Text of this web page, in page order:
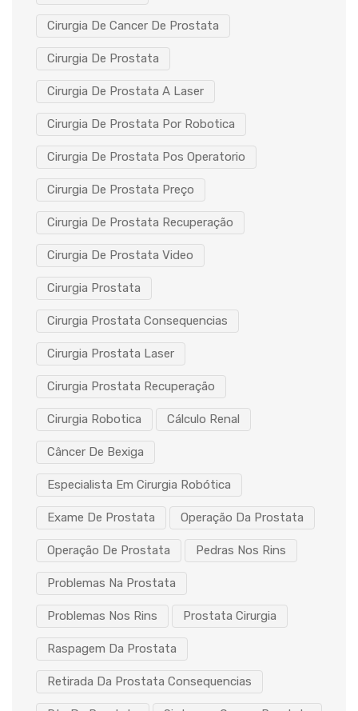
Cirurgia De Cancer De Prostata
Cirurgia De Prostata
Cirurgia De Prostata A Laser
Cirurgia De Prostata Por Robotica
Cirurgia De Prostata Pos Operatorio
Cirurgia De Prostata Preço
Cirurgia De Prostata Recuperação
Cirurgia De Prostata Video
Cirurgia Prostata
Cirurgia Prostata Consequencias
Cirurgia Prostata Laser
Cirurgia Prostata Recuperação
Cirurgia Robotica Cálculo Renal
Câncer De Bexiga
Especialista Em Cirurgia Robótica
Exame De Prostata Operação Da Prostata
Operação De Prostata Pedras Nos Rins
Problemas Na Prostata
Problemas Nos Rins Prostata Cirurgia
Raspagem Da Prostata
Retirada Da Prostata Consequencias